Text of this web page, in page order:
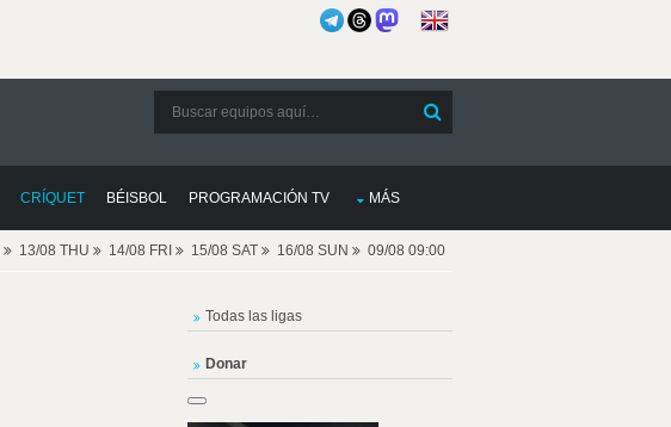
CRÍQUET BÉISBOL PROGRAMACIÓN TV MÁS
13/08 THU 14/08 FRI 15/08 SAT 16/08 SUN 09/08 09:00
Todas las ligas
Donar